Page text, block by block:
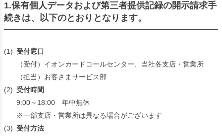
1.保有個人データおよび第三者提供記録の開示請求手
続きは、以下のとおりとなります。
(1) 受付窓口
（受付）イオンカードコールセンター、当社各支店・営業所
（担当）お客さまサービス部
(2) 受付時間
9:00～18:00 年中無休
※一部支店・営業所は異なる場合がございます
(3) 受付方法